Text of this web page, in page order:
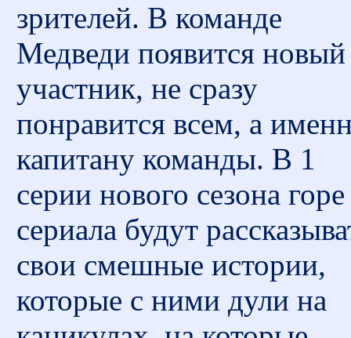
зрителей. В команде
Медведи появится новый
участник, не сразу
понравится всем, а
капитану команды. В 1
серии нового сезона горе
сериала будут
свои смешные истории,
которые с ними дули на